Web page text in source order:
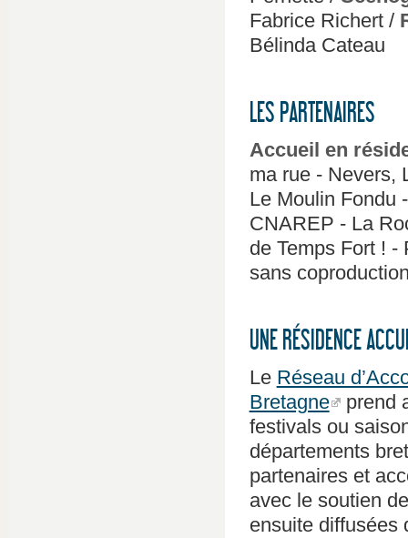
Fabrice Richert /
Bélinda Cateau
LES PARTENAIRES
Accueil en
ma rue - Nevers,
Le Moulin Fondu
CNAREP - La
de Temps Fort !
sans
UNE RÉSIDENCE
Le Réseau
Bretagne prend
festivals ou
départements
partenaires et
avec le soutien
ensuite diffusées